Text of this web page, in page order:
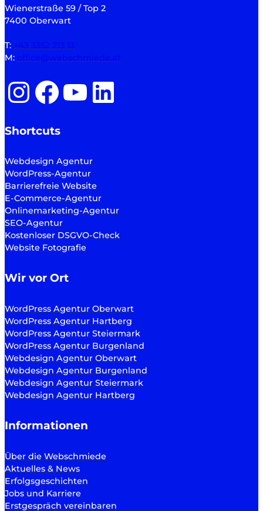
Wienerstraße 59 / Top 2
7400 Oberwart
T:
M:
InstagramFacebook YouTube LinkedIn
Shortcuts
Webdesign Agentur
WordPress-Agentur
Barrierefreie Website
E-Commerce-Agentur
Onlinemarketing-Agentur
SEO-Agentur
Kostenloser DSGVO-Check
Website Fotografie
Wir vor Ort
WordPress Agentur Oberwart
WordPress Agentur Hartberg
WordPress Agentur Steiermark
WordPress Agentur Burgenland
Webdesign Agentur Oberwart
Webdesign Agentur Burgenland
Webdesign Agentur Steiermark
Webdesign Agentur Hartberg
Informationen
Über die Webschmiede
Aktuelles & News
Erfolgsgeschichten
Jobs und Karriere
Erstgespräch vereinbaren